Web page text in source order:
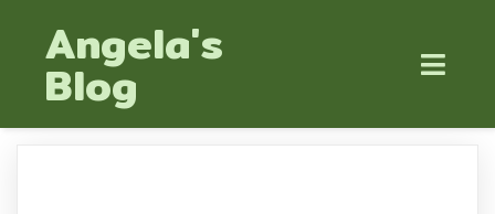
Angela's
Blog